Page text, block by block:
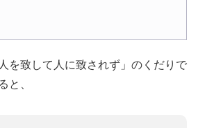
を致して人に致されず」のくだりで
と、